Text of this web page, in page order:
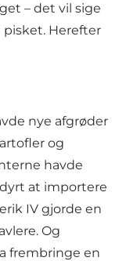
– det vil sige
Herefter
nye afgrøder
og
havde
at importere
IV gjorde en
Og
frembringe en